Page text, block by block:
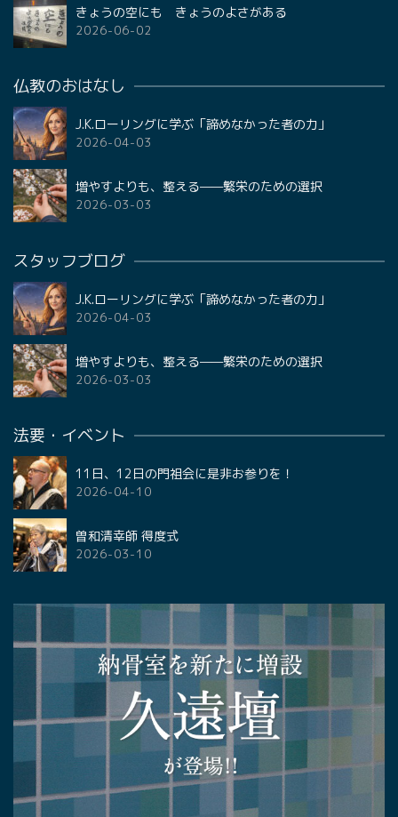
きょうの空にも きょうのよさがある
2026-06-02
仏教のおはなし
J.K.ローリングに学ぶ「諦めなかった者の力」
2026-04-03
増やすよりも、整える——繁栄のための選択
2026-03-03
スタッフブログ
J.K.ローリングに学ぶ「諦めなかった者の力」
2026-04-03
増やすよりも、整える——繁栄のための選択
2026-03-03
法要・イベント
11日、12日の門祖会に是非お参りを！
2026-04-10
曽和清幸師 得度式
2026-03-10